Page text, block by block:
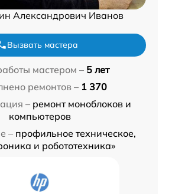
Александрович Иванов
Вызвать мастера
мастером – 5 лет
ремонтов – 1 370
– ремонт моноблоков и
компьютеров
– профильное техническое,
и робототехника»